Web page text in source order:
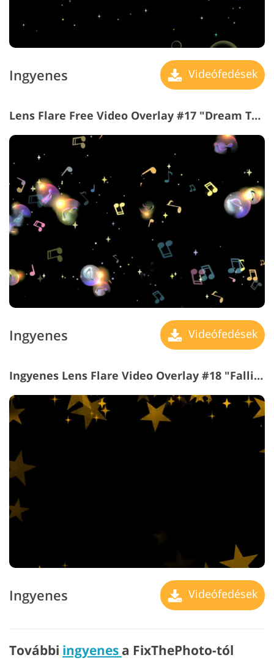
Ingyenes Videófedések
Lens Flare Free Video Overlay #17 "Dream Tunes"
Ingyenes Videófedések
Ingyenes Lens Flare Video Overlay #18 "Falling Stars"
Ingyenes Videófedések
További ingyenes a FixThePhoto-tól